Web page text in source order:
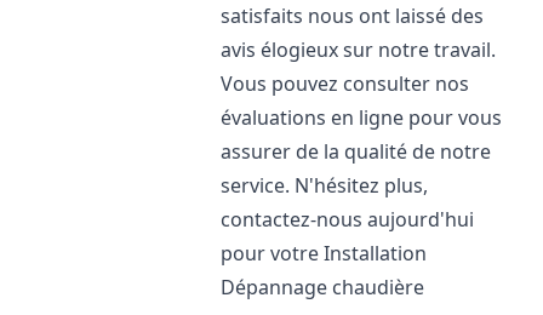
satisfaits nous ont laissé des
avis élogieux sur notre travail.
Vous pouvez consulter nos
évaluations en ligne pour vous
assurer de la qualité de notre
service. N'hésitez plus,
contactez-nous aujourd'hui
pour votre Installation
Dépannage chaudière